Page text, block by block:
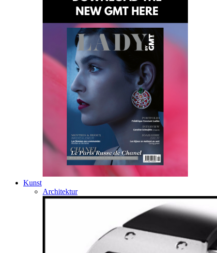
Kunst
Architektur